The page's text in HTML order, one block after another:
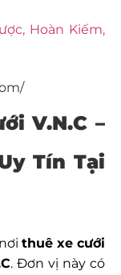
Hoàn Kiếm,
V.N.C –
Tín Tại
thuê xe cưới
. Đơn vị này có